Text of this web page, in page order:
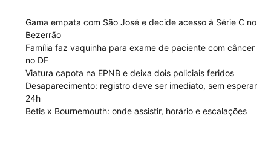
Gama empata com São José e decide acesso à Série C no
Bezerrão
Família faz vaquinha para exame de paciente com câncer
no DF
Viatura capota na EPNB e deixa dois policiais feridos
Desaparecimento: registro deve ser imediato, sem esperar
24h
Betis x Bournemouth: onde assistir, horário e escalações